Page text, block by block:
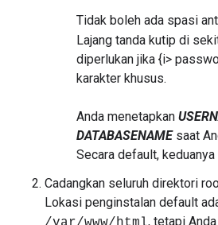
Tidak boleh ada spasi
Lajang tanda kutip di
diperlukan jika {i>
karakter khusus.
Anda menetapkan
DATABASENAMEsaat
Secara default,
Cadangkan seluruh direktori
Lokasi penginstalan default
, tetapi